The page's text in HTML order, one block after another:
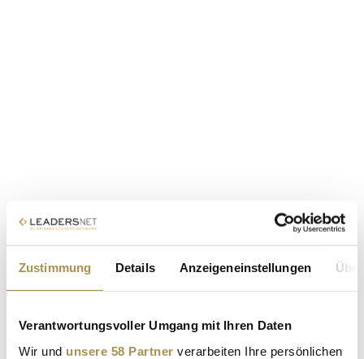
Zustimmung Details Anzeigeneinstellungen
Verantwortungsvoller Umgang mit Ihren Daten
Wir und unsere 58 Partner verarbeiten Ihre persönlichen